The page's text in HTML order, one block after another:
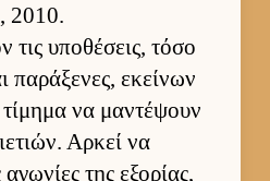
2010.
τις υποθέσεις, τόσο
παράξενες, εκεί­νων
να μαντέψουν
Αρ­κεί να
της εξορίας,